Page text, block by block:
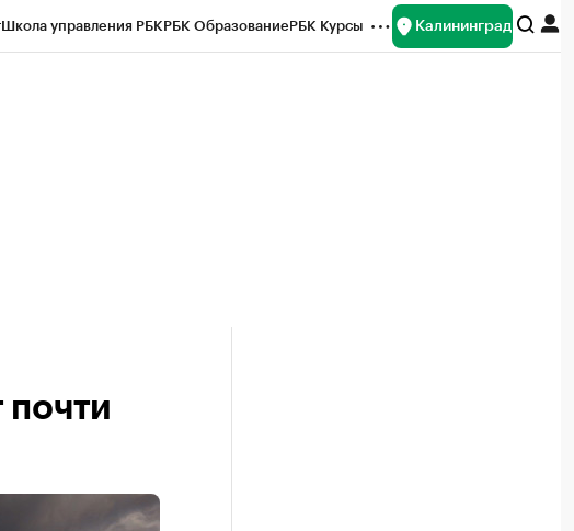
Школа управления РБКРБК ОбразованиеРБК Курсы Калининград
почти